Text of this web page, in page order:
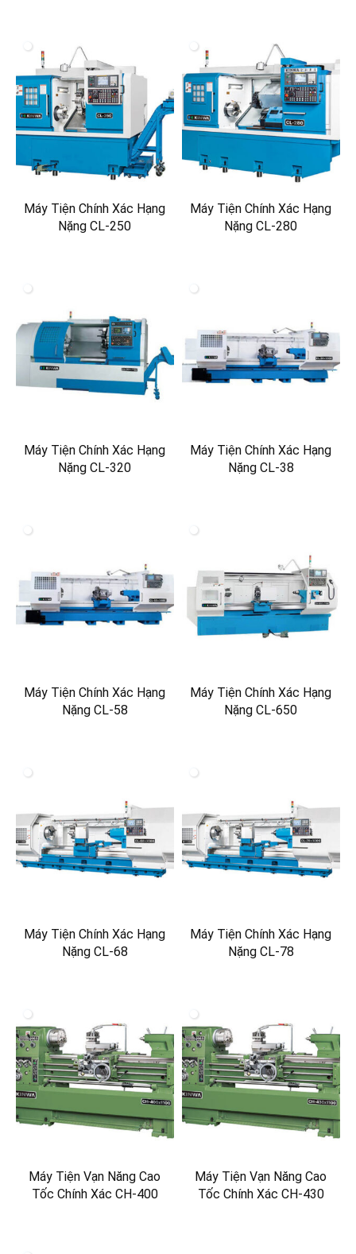
Máy Tiện Chính Xác Hạng
Nặng CL-250
Máy Tiện Chính Xác Hạng
Nặng CL-280
Máy Tiện Chính Xác Hạng
Nặng CL-320
Máy Tiện Chính Xác Hạng
Nặng CL-38
Máy Tiện Chính Xác Hạng
Nặng CL-58
Máy Tiện Chính Xác Hạng
Nặng CL-650
Máy Tiện Chính Xác Hạng
Nặng CL-68
Máy Tiện Chính Xác Hạng
Nặng CL-78
Máy Tiện Vạn Năng Cao
Tốc Chính Xác CH-400
Máy Tiện Vạn Năng Cao
Tốc Chính Xác CH-430